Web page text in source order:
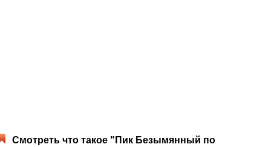
Смотреть что такое "Пик Безымянный по